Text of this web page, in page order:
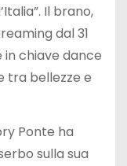
Il brano,
dal 31
in chiave dance
tra bellezze e
Ponte ha
sulla sua